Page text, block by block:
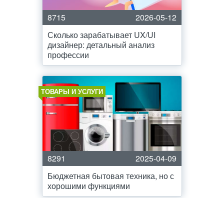
8715
2026-05-12
Сколько зарабатывает UX/UI
дизайнер: детальный анализ
профессии
ТОВАРЫ И УСЛУГИ
8291
2025-04-09
Бюджетная бытовая техника, но с
хорошими функциями